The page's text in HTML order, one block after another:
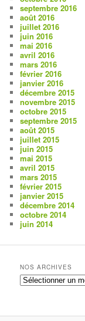
septembre 2016
août 2016
juillet 2016
juin 2016
mai 2016
avril 2016
mars 2016
février 2016
janvier 2016
décembre 2015
novembre 2015
octobre 2015
septembre 2015
août 2015
juillet 2015
juin 2015
mai 2015
avril 2015
mars 2015
février 2015
janvier 2015
décembre 2014
octobre 2014
juin 2014
NOS ARCHIVES
Nos
archives